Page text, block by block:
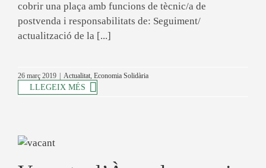
cobrir una plaça amb funcions de tècnic/a de
postvenda i responsabilitats de: Seguiment/
actualització de la [...]
26 març 2019 Actualitat, Economia Solidària
LLEGEIX MÉS